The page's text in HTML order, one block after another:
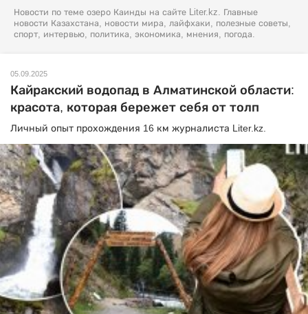
Новости по теме озеро Каинды на сайте Liter.kz. Главные
новости Казахстана, новости мира, лайфхаки, полезные советы,
спорт, интервью, политика, экономика, мнения, погода.
05.09.2025
Кайракский водопад в Алматинской области:
красота, которая бережет себя от толп
Личный опыт прохождения 16 км журналиста Liter.kz.